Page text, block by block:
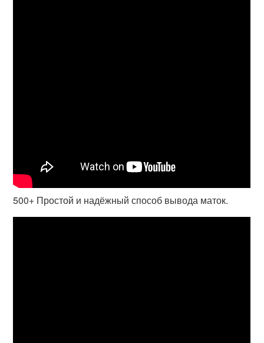
500+ Простой и надёжный способ вывода маток.